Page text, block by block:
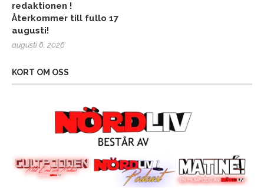
redaktionen !
Återkommer till fullo 17
augusti!
augusti 6, 2026
KORT OM OSS